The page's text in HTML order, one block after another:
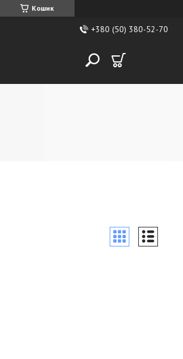
Кошик
+380 (50) 380-52-70